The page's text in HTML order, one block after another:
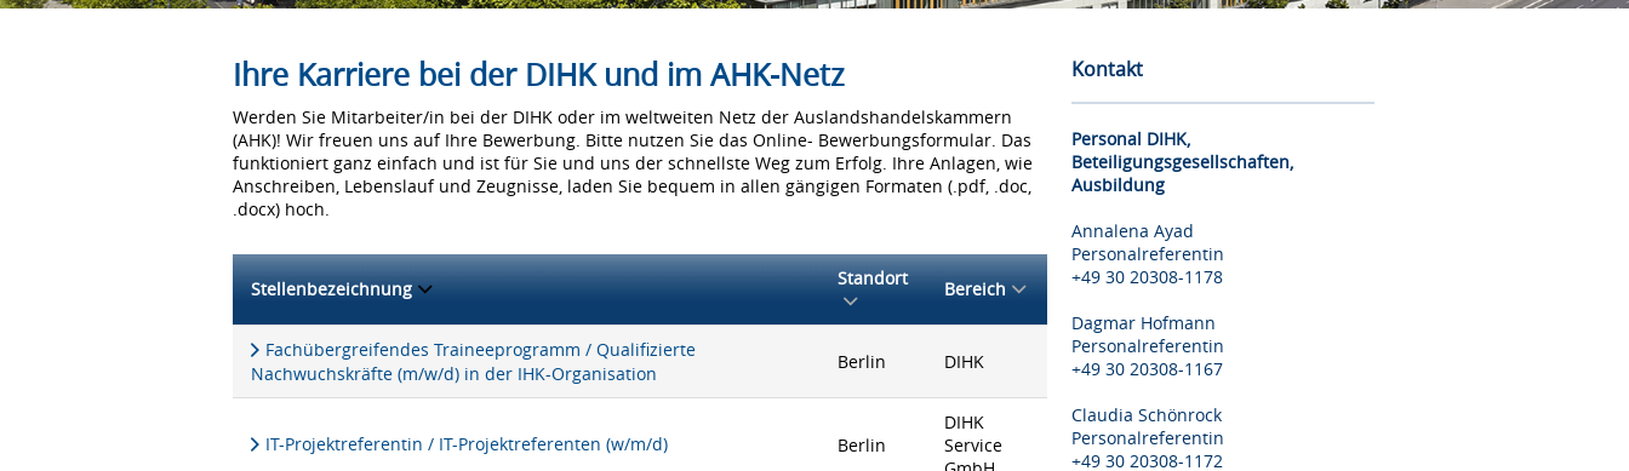
Ihre Karriere bei der DIHK und im AHK-Netz
Werden Sie Mitarbeiter/in bei der DIHK oder im weltweiten Netz der Auslandshandelskammern
(AHK)! Wir freuen uns auf Ihre Bewerbung. Bitte nutzen Sie das Online- Bewerbungsformular. Das
funktioniert ganz einfach und ist für Sie und uns der schnellste Weg zum Erfolg. Ihre Anlagen, wie
Anschreiben, Lebenslauf und Zeugnisse, laden Sie bequem in allen gängigen Formaten (.pdf, .doc,
.docx) hoch.
Stellenbezeichnung Standort Bereich
Fachübergreifendes Traineeprogramm / Qualifizierte
Nachwuchskräfte (m/w/d) in der IHK-Organisation
Berlin DIHK
IT-Projektreferentin / IT-Projektreferenten (w/m/d) Berlin
DIHK
Service
Kontakt
Personal DIHK,
Beteiligungsgesellschaften,
Ausbildung
Annalena Ayad
Personalreferentin
+49 30 20308-1178
Dagmar Hofmann
Personalreferentin
+49 30 20308-1167
Claudia Schönrock
Personalreferentin
+49 30 20308-1172